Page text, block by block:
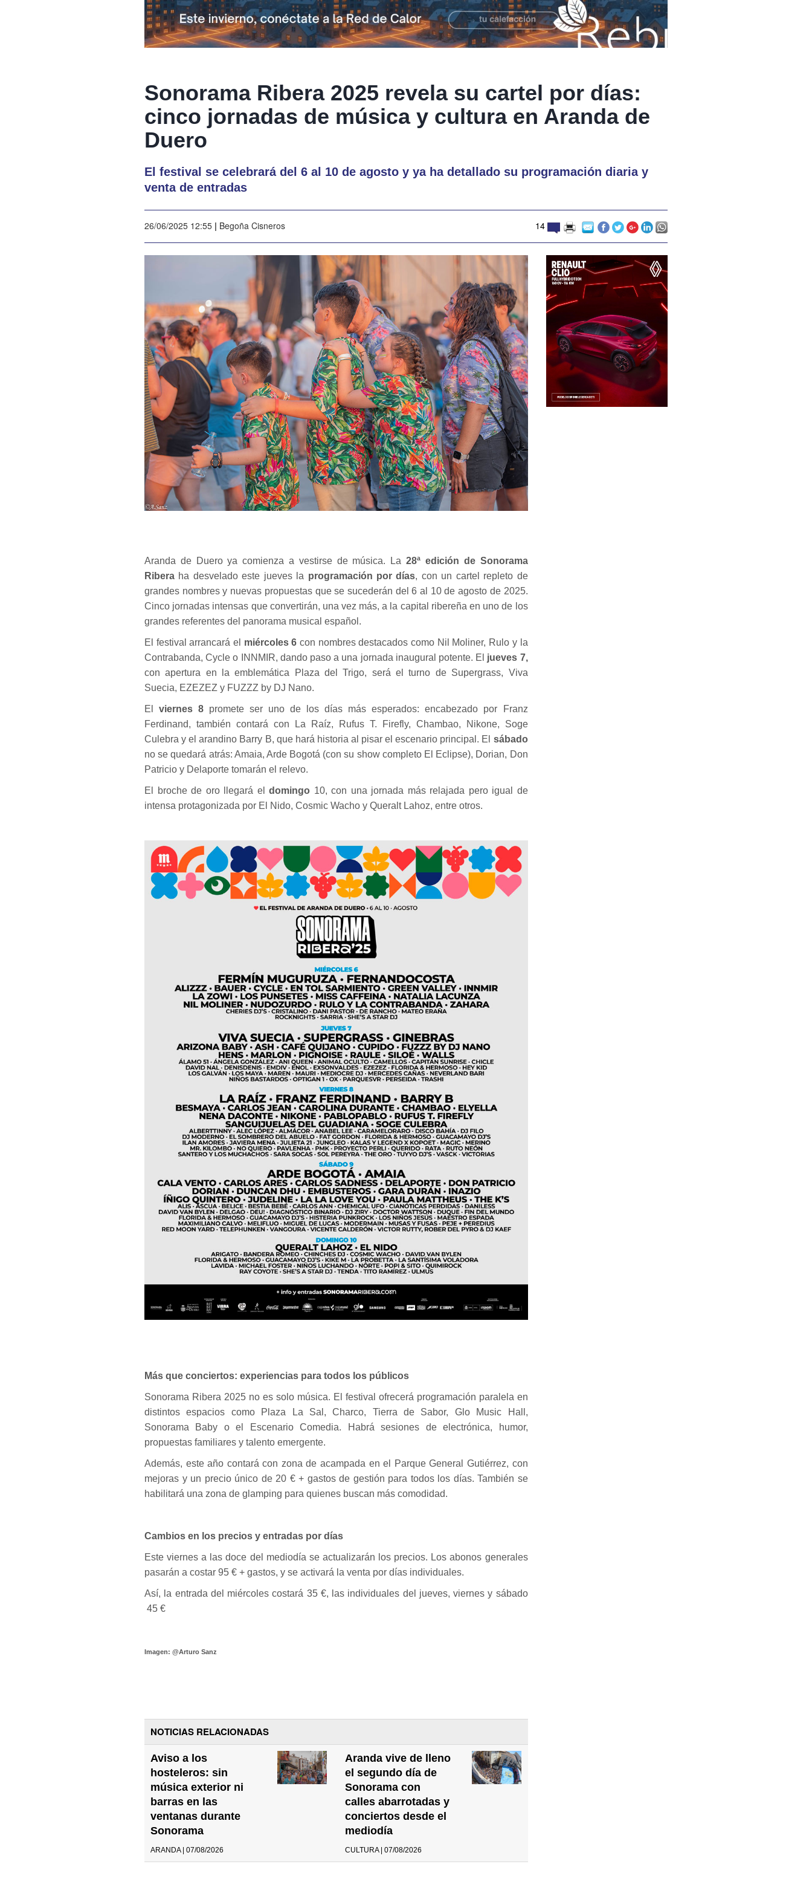
Sonorama Ribera 2025 revela su cartel por días:
cinco jornadas de música y cultura en Aranda de
Duero
El festival se celebrará del 6 al 10 de agosto y ya ha detallado su programación diaria y
venta de entradas
26/06/2025 12:55 | Begoña Cisneros 14
Aranda de Duero ya comienza a vestirse de música. La28ª edición de Sonorama
Ribera ha desvelado este jueves la programación por días, con un cartel repleto de
grandes nombres y nuevas propuestas que se sucederán del 6 al 10 de agosto de 2025.
Cinco jornadas intensas que convertirán, una vez más, a la capital ribereña en uno de los
grandes referentes del panorama musical español.
El festival arrancará el miércoles 6con nombres destacados como Nil Moliner, Rulo y la
Contrabanda, Cycle o INNMIR, dando paso a una jornada inaugural potente. El jueves 7,
con apertura en la emblemática Plaza del Trigo, será el turno de Supergrass, Viva
Suecia, EZEZEZ y FUZZZ by DJ Nano.
El viernes 8 promete ser uno de los días más esperados: encabezado por Franz
Ferdinand, también contará con La Raíz, Rufus T. Firefly, Chambao, Nikone, Soge
Culebra y el arandino Barry B, que hará historia al pisar el escenario principal. El sábado
no se quedará atrás: Amaia, Arde Bogotá (con su show completo El Eclipse), Dorian, Don
Patricio y Delaporte tomarán el relevo.
El broche de oro llegará el domingo 10, con una jornada más relajada pero igual de
intensa protagonizada por El Nido, Cosmic Wacho y Queralt Lahoz, entre otros.
Más que conciertos: experiencias para todos los públicos
Sonorama Ribera 2025 no es solo música. El festival ofrecerá programación paralela en
distintos espacios como Plaza La Sal, Charco, Tierra de Sabor, Glo Music Hall,
Sonorama Baby o el Escenario Comedia. Habrá sesiones de electrónica, humor,
propuestas familiares y talento emergente.
Además, este año contará con zona de acampada en el Parque General Gutiérrez, con
mejoras y un precio único de 20 € + gastos de gestión para todos los días. También se
habilitará una zona de glamping para quienes buscan más comodidad.
Cambios en los precios y entradas por días
Este viernes a las doce del mediodía se actualizarán los precios. Los abonos generales
pasarán a costar 95 € + gastos, y se activará la venta por días individuales.
Así, la entrada del miércoles costará 35 €, las individuales del jueves, viernes y sábado
45 €
Imagen: @Arturo Sanz
NOTICIAS RELACIONADAS
Aviso a los
hosteleros: sin
música exterior ni
barras en las
ventanas durante
Sonorama
ARANDA | 07/08/2026
Aranda vive de lleno
el segundo día de
Sonorama con
calles abarrotadas y
conciertos desde el
mediodía
CULTURA | 07/08/2026